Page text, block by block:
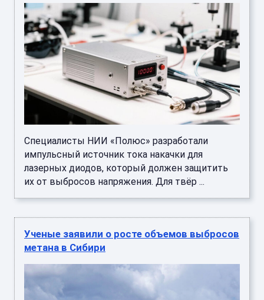
Специалисты НИИ «Полюс» разработали
импульсный источник тока накачки для
лазерных диодов, который должен защитить
их от выбросов напряжения. Для твёр ...
Ученые заявили о росте объемов выбросов
метана в Сибири